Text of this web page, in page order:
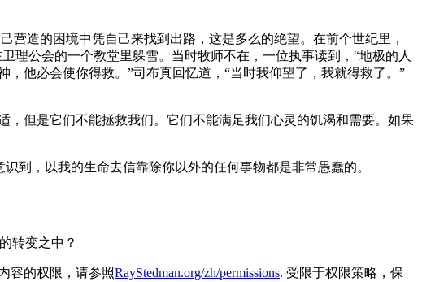
营造的困境中凭自己来找到出路，这是多么的绝望。在前个世纪里，
理公会的一个教堂里躲雪。当时牧师不在，一位执事读到，“地极的人
他必会使你得救。”司布真回忆道，“当时我仰望了，我就得救了。”
但是它们不能拯救我们。它们不能满足我们心灵的饥渴和需要。如果
到，以我的生命去信靠除你以外的任何事物都是非常愚蠢的。
转变之中？
容的权限，请参照RayStedman.org/zh/permissions. 受限于权限策略，保